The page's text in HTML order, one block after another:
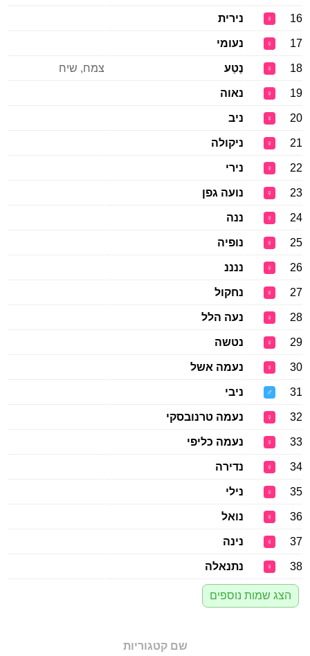
16
♀ נירית
17
♀ נעומי
18
♀ נֶטַע צמח, שיח
19
♀ נאוה
20
♀ ניב
21
♀ ניקולה
22
♀ נירי
23
♀ נועה גפן
24
♀ ננה
25
♀ נופיה
26
♀ ננננ
27
♀ נחקול
28
♀ נעה הלל
29
♀ נטשה
30
♀ נעמה אשל
31
♂ ניבי
32
♀ נעמה טרנובסקי
33
♀ נעמה כליפי
34
♀ נדירה
35
♀ נילי
36
♀ נואל
37
♀ נינה
38
♀ נתנאלה
הצג שמות נוספים
שם קטגוריות